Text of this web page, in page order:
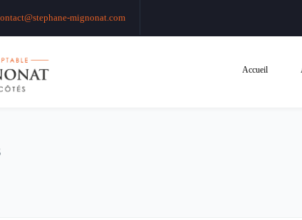
mignonat.com
Accueil